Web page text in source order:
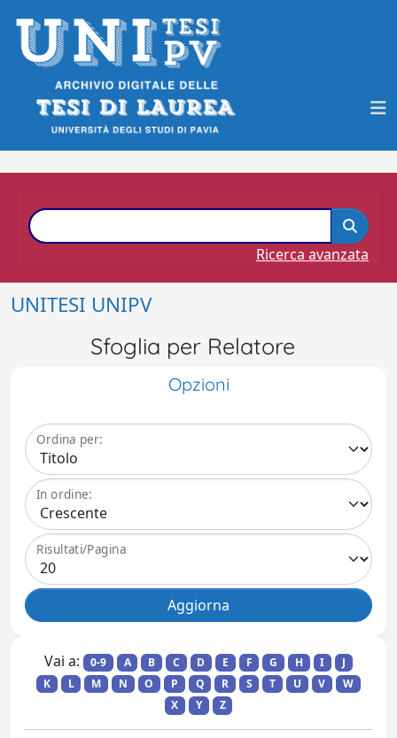
Ricerca avanzata
UNITESI UNIPV
Sfoglia per Relatore
Opzioni
Ordina per:
In ordine:
Risultati/Pagina
Vai a: 0-9 A B C D E F G H I
J
K
L M N O P Q R S T U V
W
X
Y Z